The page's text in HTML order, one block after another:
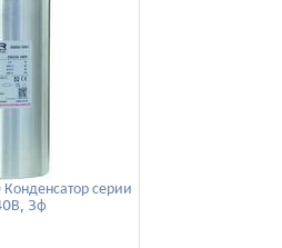
серии
3ф